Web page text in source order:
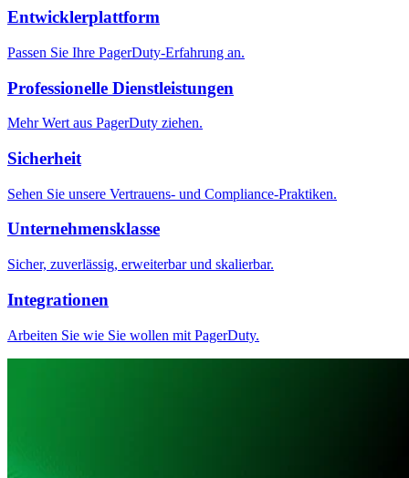
Entwicklerplattform
Passen Sie Ihre PagerDuty-Erfahrung an.
Professionelle Dienstleistungen
Mehr Wert aus PagerDuty ziehen.
Sicherheit
Sehen Sie unsere Vertrauens- und Compliance-Praktiken.
Unternehmensklasse
Sicher, zuverlässig, erweiterbar und skalierbar.
Integrationen
Arbeiten Sie wie Sie wollen mit PagerDuty.